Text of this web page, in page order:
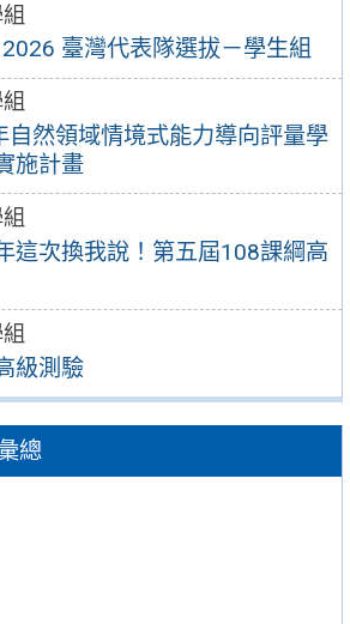
臺灣代表隊選拔－學生組
自然領域情境式能力導向評量學
施計畫
這次換我說！第五屆108課綱高
級測驗
總